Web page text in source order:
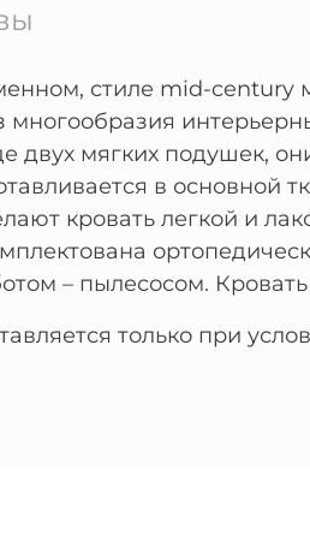
стиле mid-century
двух мягких подушек,
в основной
кровать легкой и
– пылесосом.
только при